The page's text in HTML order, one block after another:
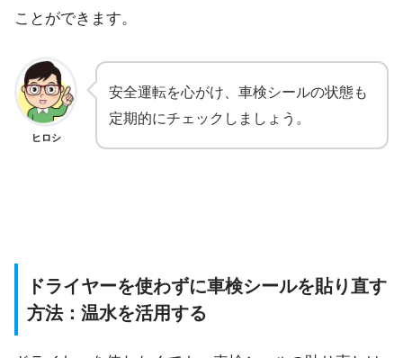
ことができます。
ヒロシ
安全運転を心がけ、車検シールの状態も
定期的にチェックしましょう。
ドライヤーを使わずに車検シールを貼り直す
方法：温水を活用する